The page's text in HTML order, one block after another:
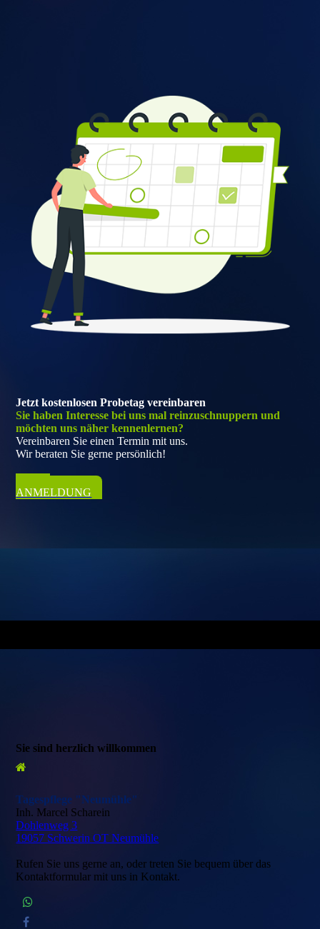
Jetzt kostenlosen Probetag vereinbaren
Sie haben Interesse bei uns mal reinzuschnuppern und
möchten uns näher kennenlernen?
Vereinbaren Sie einen Termin mit uns.
Wir beraten Sie gerne persönlich!
ZUR
ANMELDUNG
Sie sind herzlich willkommen
Tagespflege "Neumühle"
Inh. Marcel Scharein
Dohlenweg 3
19057 Schwerin OT Neumühle
Rufen Sie uns gerne an, oder treten Sie bequem über das
Kontaktformular mit uns in Kontakt.